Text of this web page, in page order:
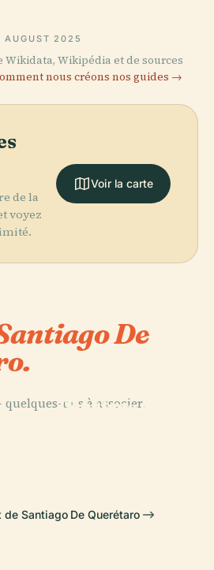
AUGUST 2025
Wikidata, Wikipédia et de sources
nous créons nos guides →
de la
voyez
Voir la carte
De
uns à associer.
(Santiago de
L'Apôtre
de Santiago De Querétaro